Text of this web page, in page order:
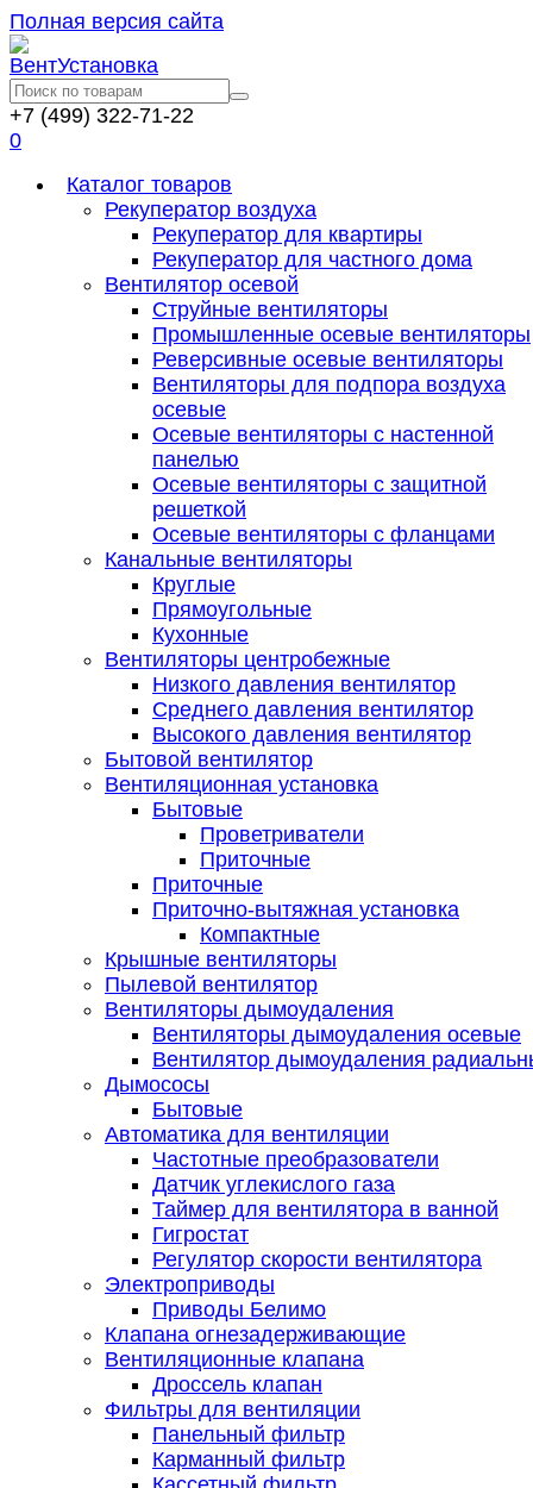
Полная версия сайта
+7 (499) 322-71-22
0
Каталог товаров
Рекуператор воздуха
Рекуператор для квартиры
Рекуператор для частного дома
Вентилятор осевой
Струйные вентиляторы
Промышленные осевые вентиляторы
Реверсивные осевые вентиляторы
Вентиляторы для подпора воздуха
осевые
Осевые вентиляторы с настенной
панелью
Осевые вентиляторы с защитной
решеткой
Осевые вентиляторы с фланцами
Канальные вентиляторы
Круглые
Прямоугольные
Кухонные
Вентиляторы центробежные
Низкого давления вентилятор
Среднего давления вентилятор
Высокого давления вентилятор
Бытовой вентилятор
Вентиляционная установка
Бытовые
Проветриватели
Приточные
Приточные
Приточно-вытяжная установка
Компактные
Крышные вентиляторы
Пылевой вентилятор
Вентиляторы дымоудаления
Вентиляторы дымоудаления осевые
Вентилятор дымоудаления
Дымососы
Бытовые
Автоматика для вентиляции
Частотные преобразователи
Датчик углекислого газа
Таймер для вентилятора в ванной
Гигростат
Регулятор скорости вентилятора
Электроприводы
Приводы Белимо
Клапана огнезадерживающие
Вентиляционные клапана
Дроссель клапан
Фильтры для вентиляции
Панельный фильтр
Карманный фильтр